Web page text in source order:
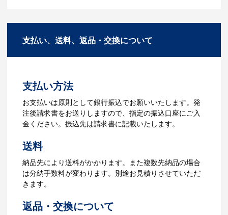
タマイズが可能です。お気軽にご相談く
お見積を弊社からお出しします。
3.発注・データ入稿
ら、ご注文書をお送りします。
【名入れをする場合】名入れに必要なデ
ータをご入稿頂き、名入れイメージをデ
ータでご確認いただきます。
4.納品
【名入れをする場合】データのご入稿後
３週間程度で納品となります。
【名入れなしの場合】在庫がある場合、3
～5営業日程度で納品となります。
ご利用ガイドをもっとみる
支払い、送料、返品・交換について
支払い方法
お支払いは原則として銀行振込でお願いいたします。発
注後請求書をお送りしますので、指定の振込口座にご入
金ください。振込先は請求書に記載いたします。
送料
納品先により送料がかかります。また複数先納品の場合
は分納手数料が変わります。別途お見積りさせていただ
きます。
返品・交換について